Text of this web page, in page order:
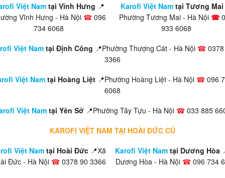
Việt Namtại Vĩnh Hưng 📍
Vĩnh Hưng - Hà Nội ☎096
734 6068
Karofi Việt Namtại Tương Mai
Phường Tương Mai - Hà Nội ☎
933 6068
Việt Nam tại Định Công 📍Phường Thượng Cát - Hà Nội ☎
3366
Việt Namtại Hoàng Liệt 📍Phường Hoàng Liệt - Hà Nội ☎096
6068
Việt Nam tại Yên Sở 📍Phường Tây Tựu - Hà Nội ☎ 033 885
KAROFI VIỆT NAM TẠI HOÀI ĐỨC CŨ
Việt Nam tại Hoài Đức 📍Xã
Đức - Hà Nội ☎ 0378 90 3366
Karofi Việt Nam tại Dương Hòa
Dương Hòa - Hà Nội ☎ 096 734